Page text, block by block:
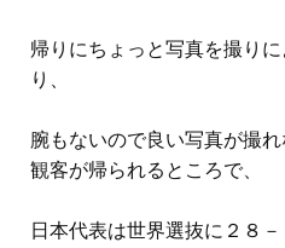
帰りにちょっと写真を撮り
り、
腕もないので良い写真が撮
観客が帰られるところで、
日本代表は世界選抜に２８